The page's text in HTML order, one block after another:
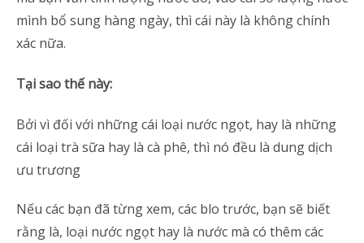
mình bổ sung hàng ngày, thì cái này là không chính
xác nữa.
Tại sao thế này:
Bởi vì đối với những cái loại nước ngọt, hay là những
cái loại trà sữa hay là cà phê, thì nó đều là dung dịch
ưu trương
Nếu các bạn đã từng xem, các blo trước, bạn sẽ biết
rằng là, loại nước ngọt hay là nước mà có thêm các